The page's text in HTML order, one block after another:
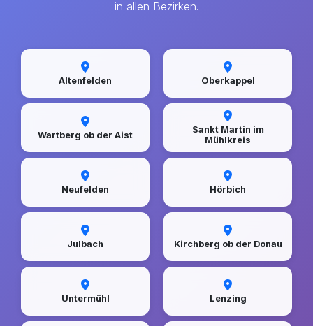
in allen Bezirken.
Altenfelden Oberkappel
Wartberg ob der Aist
Sankt Martin im
Mühlkreis
Neufelden Hörbich
Julbach Kirchberg ob der Donau
Untermühl Lenzing